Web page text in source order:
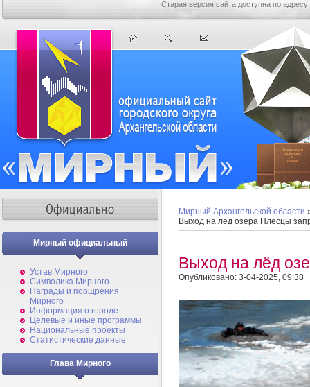
Старая версия сайта доступна по адресу
Мирный официальный
Устав Мирного
Символика Мирного
Награды и поощрения
Мирного
Информация о городе
Целевые и иные программы
Национальные проекты
Статистические данные
Глава Мирного
Мирный Архангельской области
Выход на лёд озера Плесцы
Выход на лёд
Опубликовано: 3-04-2025, 09:38